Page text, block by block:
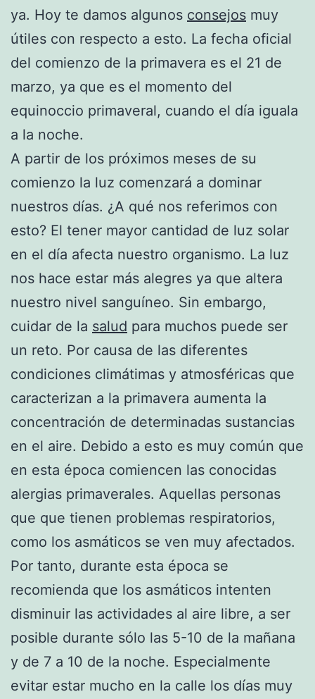
ya. Hoy te damos algunos consejos muy
útiles con respecto a esto. La fecha oficial
del comienzo de la primavera es el 21 de
marzo, ya que es el momento del
equinoccio primaveral, cuando el día iguala
a la noche.
A partir de los próximos meses de su
comienzo la luz comenzará a dominar
nuestros días. ¿A qué nos referimos con
esto? El tener mayor cantidad de luz solar
en el día afecta nuestro organismo. La luz
nos hace estar más alegres ya que altera
nuestro nivel sanguíneo. Sin embargo,
cuidar de la salud para muchos puede ser
un reto. Por causa de las diferentes
condiciones climátimas y atmosféricas que
caracterizan a la primavera aumenta la
concentración de determinadas sustancias
en el aire. Debido a esto es muy común que
en esta época comiencen las conocidas
alergias primaverales. Aquellas personas
que que tienen problemas respiratorios,
como los asmáticos se ven muy afectados.
Por tanto, durante esta época se
recomienda que los asmáticos intenten
disminuir las actividades al aire libre, a ser
posible durante sólo las 5-10 de la mañana
y de 7 a 10 de la noche. Especialmente
evitar estar mucho en la calle los días muy